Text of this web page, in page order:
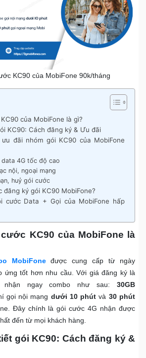
KC90 của MobiFone 90k/tháng
của MobiFone là gì?
KC90: Cách đăng ký & Ưu đãi
đãi nhóm gói KC90 của MobiFone
data 4G tốc độ cao
nội, ngoại mạng
huỷ gói cước
đăng ký gói KC90 MobiFone?
cước Data + Gọi của MobiFone hấp
KC90 của MobiFone là
MobiFoneđược cung cấp từ ngày
ứng tốt hơn nhu cầu. Với giá đăng ký là
nhận ngay combo như sau: 30GB
gọi nội mạng dưới 10 phút và 30 phút
Đây chính là gói cước 4G nhận được
đến từ mọi khách hàng.
gói KC90: Cách đăng ký &